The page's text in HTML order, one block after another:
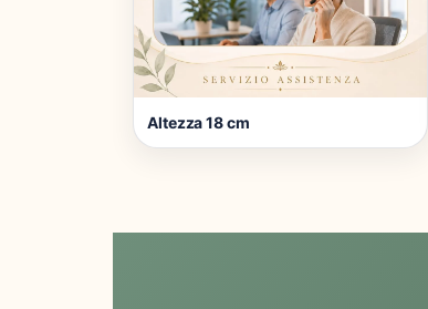
Altezza 18 cm